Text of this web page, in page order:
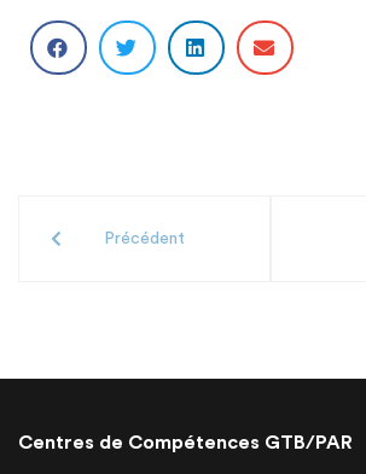
Précédent
Centres de Compétences GTB/PAR